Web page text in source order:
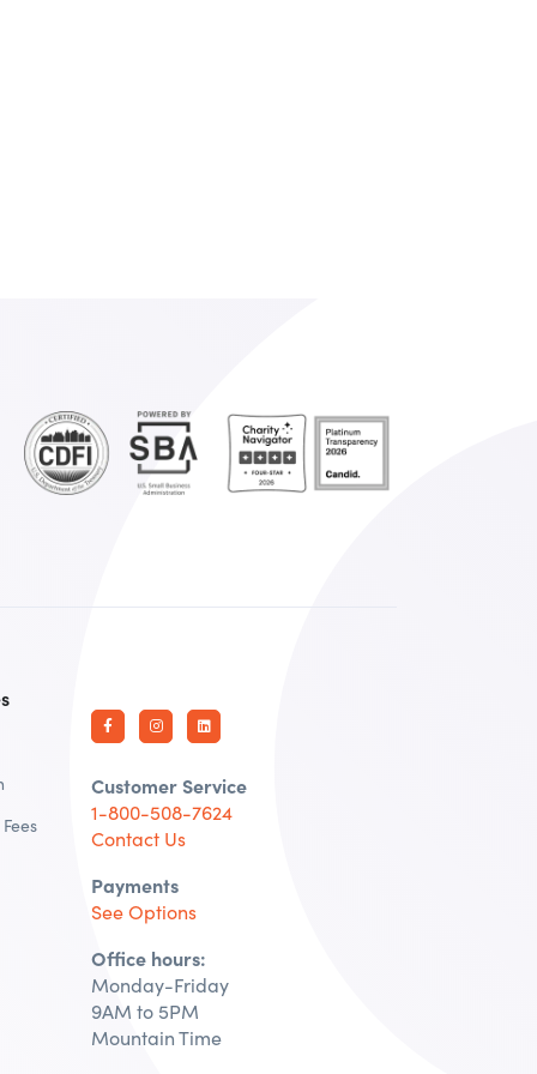
Customer Service
1-800-508-7624
Contact Us
Payments
See Options
Office hours:
Monday-Friday
9AM to 5PM
Mountain Time